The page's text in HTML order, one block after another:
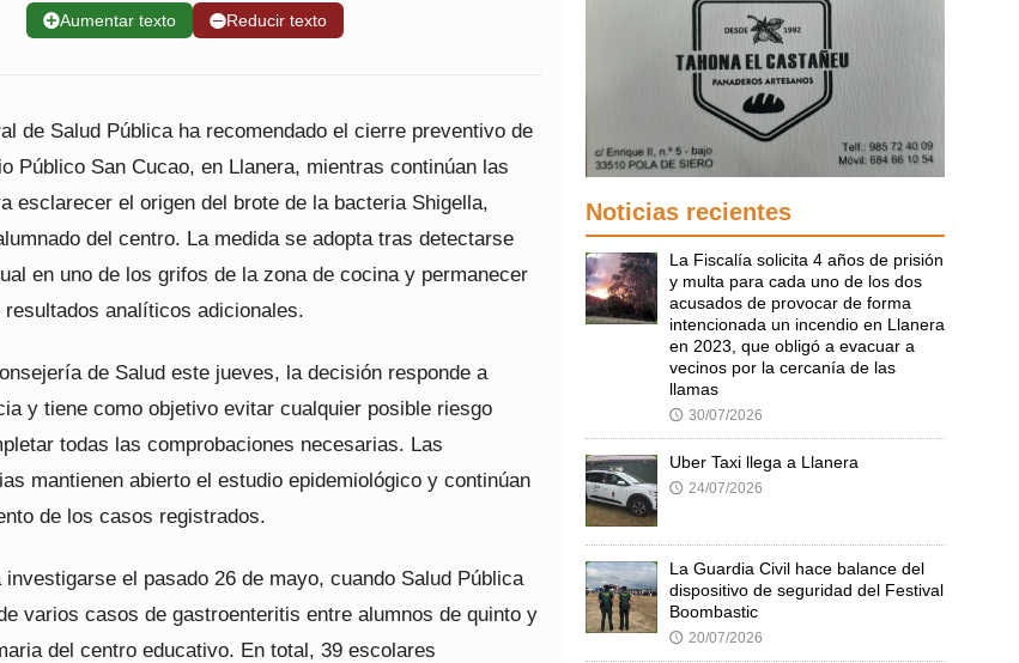
➕Aumentar texto ➖Reducir texto
de Salud Pública ha recomendado el cierre preventivo de
Público San Cucao, en Llanera, mientras continúan las
esclarecer el origen del brote de la bacteria Shigella,
del centro. La medida se adopta tras detectarse
en uno de los grifos de la zona de cocina y permanecer
resultados analíticos adicionales.
de Salud este jueves, la decisión responde a
y tiene como objetivo evitar cualquier posible riesgo
todas las comprobaciones necesarias. Las
mantienen abierto el estudio epidemiológico y continúan
de los casos registrados.
el pasado 26 de mayo, cuando Salud Pública
varios casos de gastroenteritis entre alumnos de quinto y
del centro educativo. En total, 39 escolares
Noticias recientes
La Fiscalía solicita 4 años de prisión
y multa para cada uno de los dos
acusados de provocar de forma
intencionada un incendio en Llanera
en 2023, que obligó a evacuar a
vecinos por la cercanía de las
llamas
🕔 30/07/2026
Uber Taxi llega a Llanera
🕔 24/07/2026
La Guardia Civil hace balance del
dispositivo de seguridad del Festival
Boombastic
🕔 20/07/2026